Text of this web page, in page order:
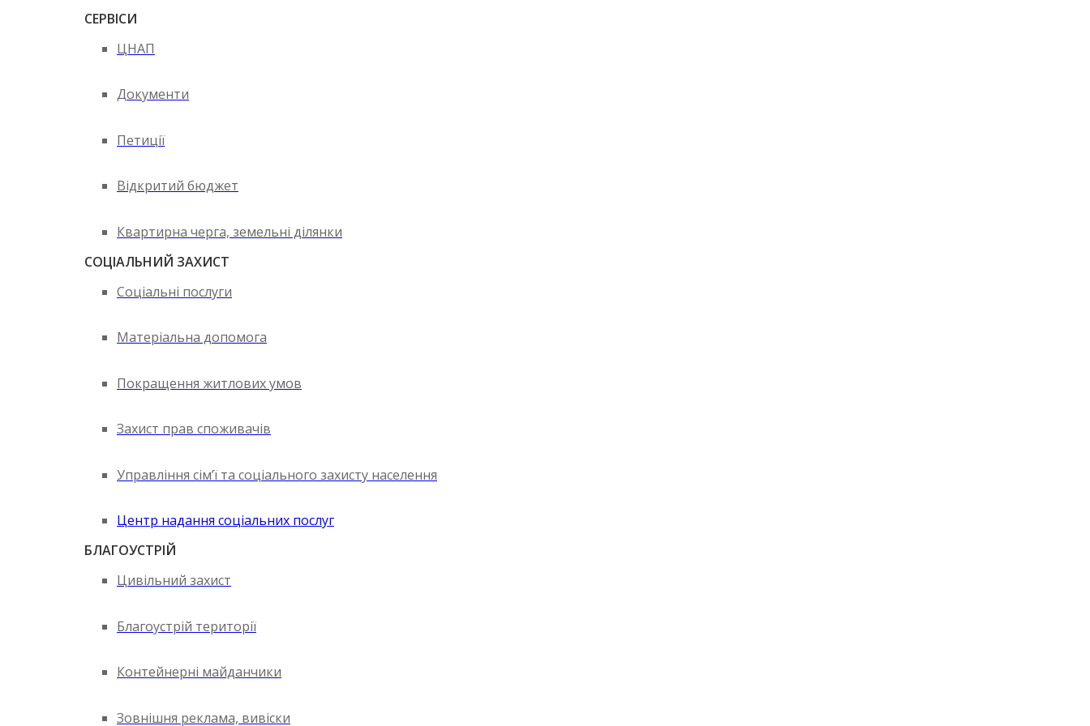
СЕРВІСИ
ЦНАП
Документи
Петиції
Відкритий бюджет
Квартирна черга, земельні ділянки
СОЦІАЛЬНИЙ ЗАХИСТ
Соціальні послуги
Матеріальна допомога
Покращення житлових умов
Захист прав споживачів
Управління сім’ї та соціального захисту населення
Центр надання соціальних послуг
БЛАГОУСТРІЙ
Цивільний захист
Благоустрій території
Контейнерні майданчики
Зовнішня реклама, вивіски